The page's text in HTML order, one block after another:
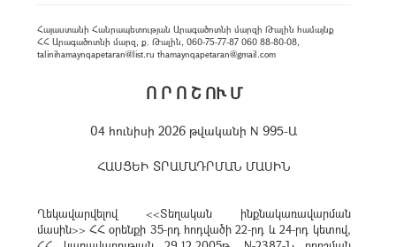
Հայաստանի Հանրապետության Արագածոտնի մարզի Թալին համայնք
ՀՀ Արագածոտնի մարզ, ք. Թալին, 060-75-77-87 060 88-80-08,
talinihamaynqapetaran@list.ru thamaynqapetaran@gmail.com
Ո Ր Ո Շ ՈՒ Մ
04 հունիսի 2026 թվականի N 995-Ա
ՀԱՍՑԵԻ ՏՐԱՄԱԴՐՄԱՆ ՄԱՍԻՆ
Ղեկավարվելով <<Տեղական ինքնակառավարման
մասին>> ՀՀ օրենքի 35-րդ հոդվածի 22-րդ և 24-րդ կետով,